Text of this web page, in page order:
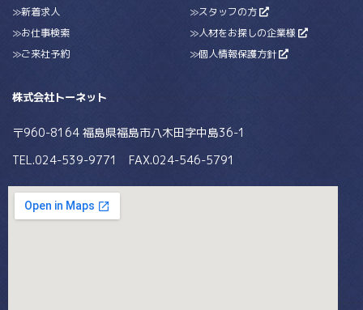
株式会社トーネット
〒960-8164 福島県福島市八木田字中島36-1
TEL.024-539-9771 FAX.024-546-5791
≫新着求人
≫お仕事検索
≫ご来社予約
≫スタッフの方
≫人材をお探しの企業様
≫個人情報保護方針